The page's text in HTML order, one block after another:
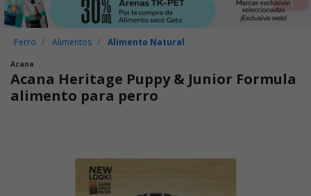
Perro Alimentos Alimento Natural
Acana
Acana Heritage Puppy & Junior Formula
alimento para perro